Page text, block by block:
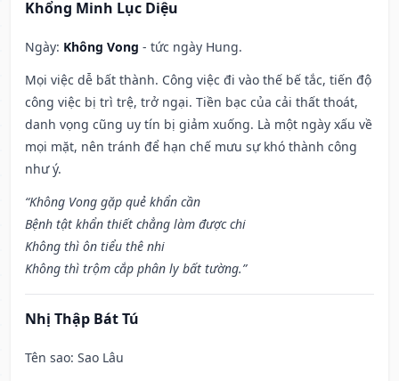
Khổng Minh Lục Diệu
Ngày: Không Vong - tức ngày Hung.
Mọi việc dễ bất thành. Công việc đi vào thế bế tắc, tiến độ
công việc bị trì trệ, trở ngại. Tiền bạc của cải thất thoát,
danh vọng cũng uy tín bị giảm xuống. Là một ngày xấu về
mọi mặt, nên tránh để hạn chế mưu sự khó thành công
như ý.
“Không Vong gặp quẻ khẩn cần
Bệnh tật khẩn thiết chẳng làm được chi
Không thì ôn tiểu thê nhi
Không thì trộm cắp phân ly bất tường.”
Nhị Thập Bát Tú
Tên sao: Sao Lâu